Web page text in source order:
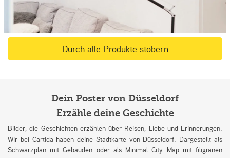
Durch alle Produkte stöbern
Dein Poster von Düsseldorf
Erzähle deine Geschichte
Bilder, die Geschichten erzählen über Reisen, Liebe und Erinnerungen.
Wir bei Cartida haben deine Stadtkarte von Düsseldorf. Dargestellt als
Schwarzplan mit Gebäuden oder als Minimal City Map mit filigranen